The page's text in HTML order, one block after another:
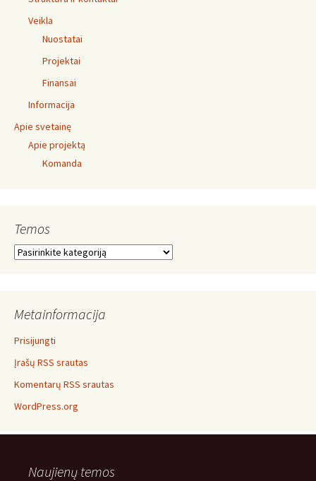
Veikla
Nuostatai
Projektai
Finansai
Informacija
Apie svetainę
Apie projektą
Komanda
Temos
Temos
Metainformacija
Prisijungti
Įrašų RSS srautas
Komentarų RSS srautas
WordPress.org
Naujienų temos